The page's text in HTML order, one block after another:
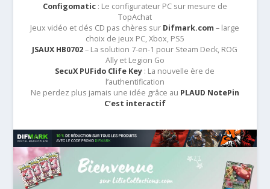
Configomatic: Le configurateur PC sur mesure de
TopAchat
Jeux vidéo et clés CD pas chères sur Difmark.com – large
choix de jeux PC, Xbox, PS5
JSAUX HB0702– La solution 7-en-1 pour Steam Deck, ROG
Ally et Legion Go
SecuX PUFido Clife Key : La nouvelle ère de
l’authentification
Ne perdez plus jamais une idée grâce au PLAUD NotePin
C’est interactif